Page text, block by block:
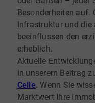
Besonderheiten auf.
Infrastruktur und
beeinflussen den
erheblich.
Aktuelle
in unserem Beitrag
Celle. Wenn Sie
Marktwert Ihre